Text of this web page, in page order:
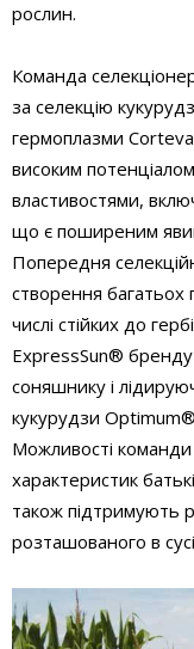
рослин.
Команда
за селекцію
гермоплазми
високим
властивостями,
що є поширеним
Попередня
створення багатьох
числі стійких до
ExpressSun® бренду
соняшнику і
кукурудзи
Можливості
характеристик
також підтримують
розташованого в